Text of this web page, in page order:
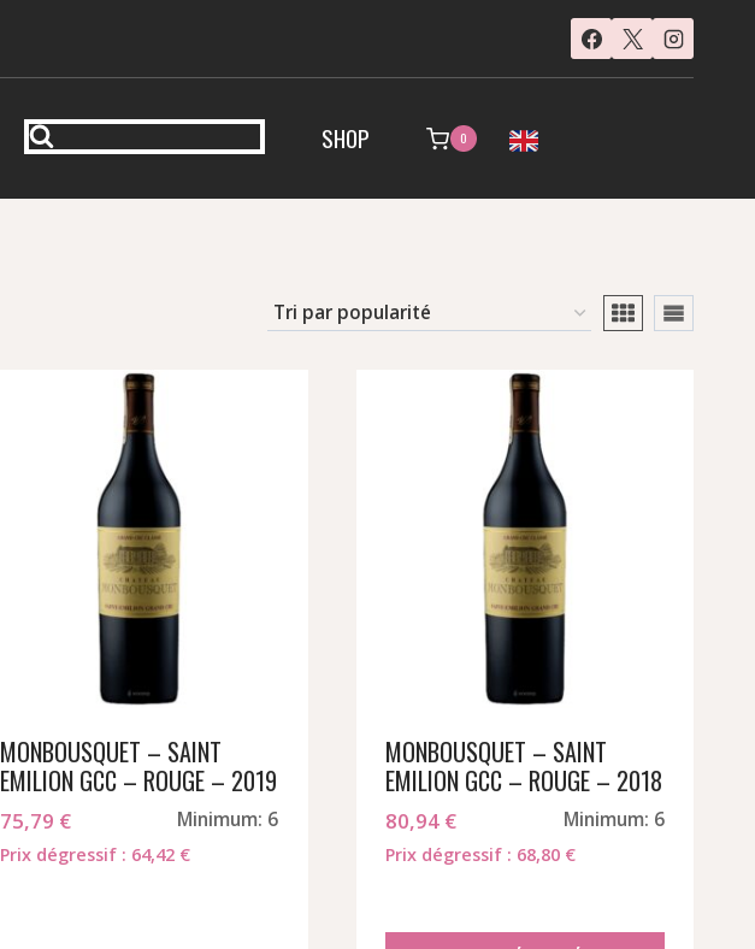
SHOP 0
MONBOUSQUET – SAINT
EMILION GCC – ROUGE – 2019
75,79 € Minimum: 6
Prix dégressif : 64,42 €
MONBOUSQUET – SAINT
EMILION GCC – ROUGE – 2018
80,94 € Minimum: 6
Prix dégressif : 68,80 €